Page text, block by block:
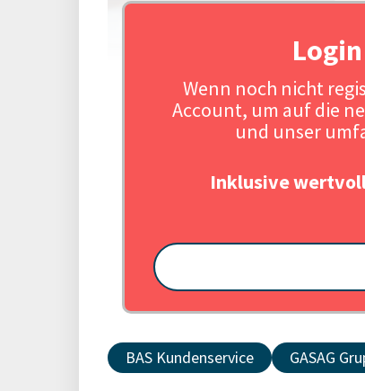
Wenn noch nicht
Account, um auf die
und unser
Inklusive
BAS Kundenservice GASAG